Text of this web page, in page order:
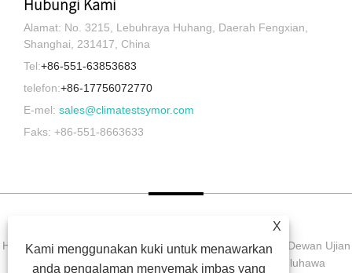
Hubungi Kami
Alamat: No. 3215, Lebuhraya Huhang, Daerah Fengxian,
Shanghai, 231417, China
Tel:+86-551-63853683
telefon:+86-17756072770
E-mel: sales@climatestsymor.com
Faks: +86-551-8663633
Hak Cipta © 2022 Symor Instrument Equipment Co., Ltd. Dewan Ujian
Alam Sekitar, Kabinet Kering Elektronik, Bilik Ujian Luluhawa
X
Kami menggunakan kuki untuk menawarkan
anda pengalaman menyemak imbas yang